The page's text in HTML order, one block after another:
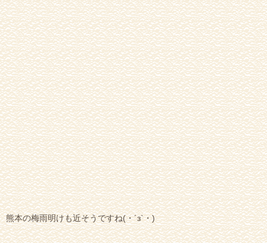
熊本の梅雨明けも近そうですね(・´з`・)